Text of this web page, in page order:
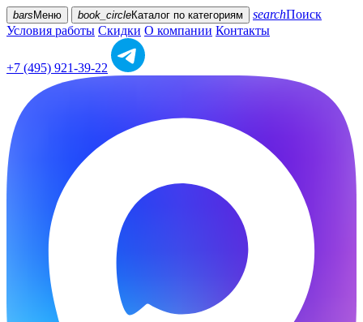
bars Меню book_circleКаталог по категориям searchПоиск
Условия работы Скидки О компании Контакты
+7 (495) 921-39-22